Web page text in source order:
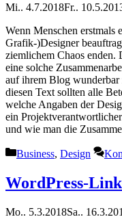
Mi.. 4.7.2018Fr..
Wenn Menschen erstmals
Grafik-)Designer
ziemlichem Chaos enden.
eine solche
auf ihrem Blog wunderbar
diesen Text sollten alle
welche Angaben der
ein
und wie man die
Kategorien
Business, Design
WordPress-
Mo.. 5.3.2018Sa..